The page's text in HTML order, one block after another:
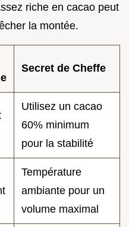
riche en cacao peut
la montée.
Secret de Cheffe
Utilisez un cacao
60% minimum
pour la stabilité
Température
ambiante pour un
volume maximal